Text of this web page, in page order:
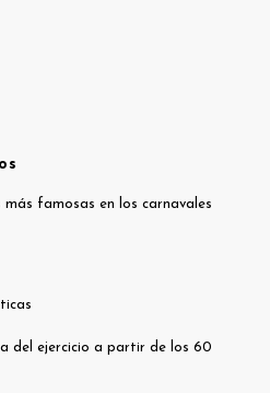
más famosas en los carnavales
del ejercicio a partir de los 60